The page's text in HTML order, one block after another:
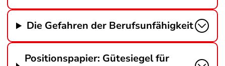
Die Gefahren der Berufsunfähigkeit
Positionspapier: Gütesiegel für